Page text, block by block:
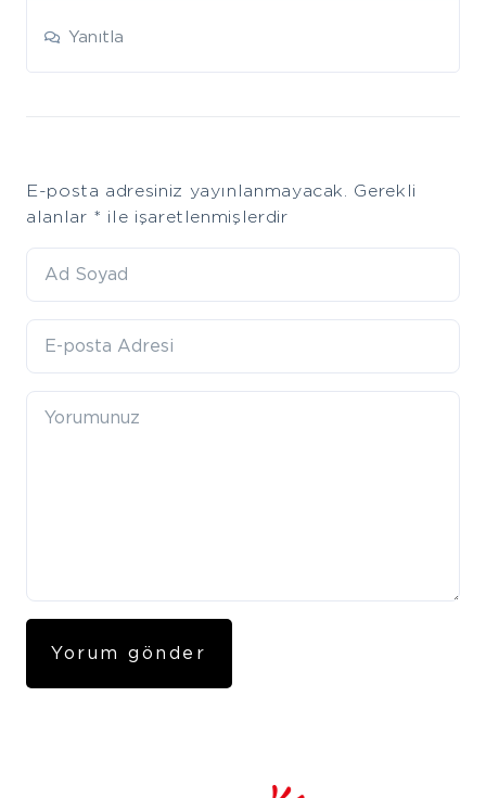
Yanıtla
a
comment
E-posta adresiniz yayınlanmayacak. Gerekli
alanlar * ile işaretlenmişlerdir